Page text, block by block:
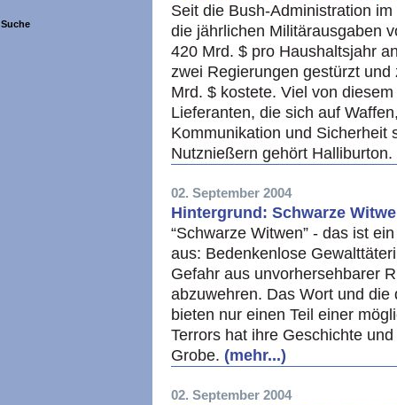
Suche
Seit die Bush-Administration
die jährlichen Militärausgaben
420 Mrd. $ pro Haushaltsjahr
zwei Regierungen gestürzt
Mrd. $ kostete. Viel von
Lieferanten, die sich auf
Kommunikation und Sicherheit
Nutznießern gehört
02. September 2004
Hintergrund: Schwarze
“Schwarze Witwen” - das ist
aus: Bedenkenlose
Gefahr aus unvorhersehbarer
abzuwehren. Das Wort und
bieten nur einen Teil einer
Terrors hat ihre Geschichte
Grobe. (mehr...)
02. September 2004